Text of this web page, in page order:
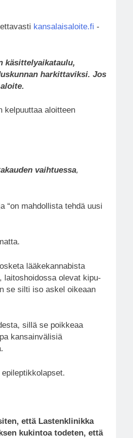
kansalaisaloite.fi -
käsittelyaikataulu,
harkittaviksi. Jos
kelpuuttaa aloitteen
vaihtuessa,
“on mahdollista tehdä uusi
lääkekannabista
olevat kipu-
se silti iso askel oikeaan
sillä se poikkeaa
kansainvälisiä
että Lastenklinikka
kukintoa todeten, että